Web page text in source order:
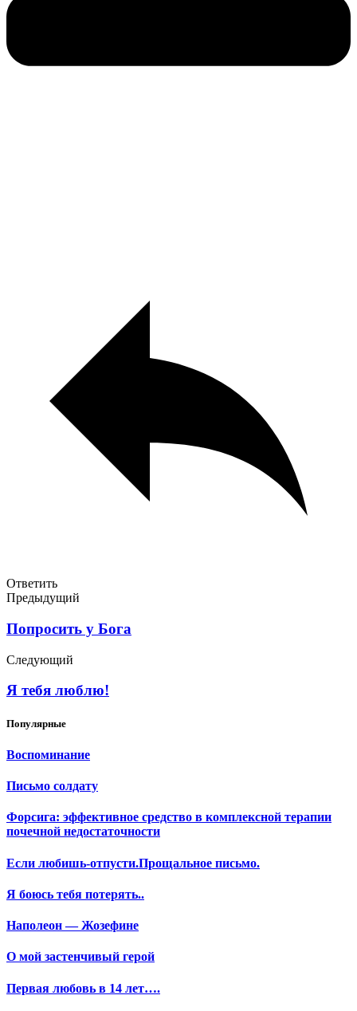
Ответить
Предыдущий
Попросить у Бога
Следующий
Я тебя люблю!
Популярные
Воспоминание
Письмо солдату
Форсига: эффективное средство в комплексной терапии
почечной недостаточности
Если любишь-отпусти.Прощальное письмо.
Я боюсь тебя потерять..
Наполеон — Жозефине
О мой застенчивый герой
Первая любовь в 14 лет….